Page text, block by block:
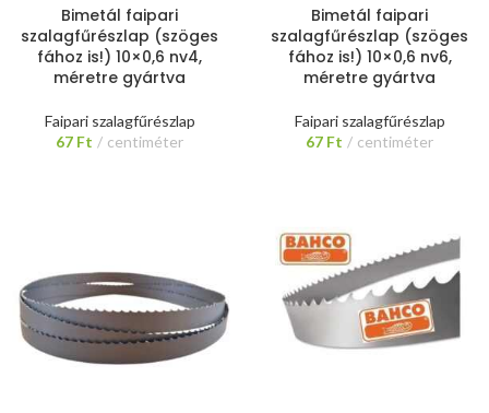
Bimetál faipari
szalagfűrészlap (szöges
fához is!) 10×0,6 nv4,
méretre gyártva
Faipari szalagfűrészlap
67 Ft centiméter
Bimetál faipari
szalagfűrészlap (szöges
fához is!) 10×0,6 nv6,
méretre gyártva
Faipari szalagfűrészlap
67 Ft centiméter